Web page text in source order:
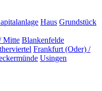
Haus Grundstück
Mitte Blankenfelde
Frankfurt (Oder) /
Usingen